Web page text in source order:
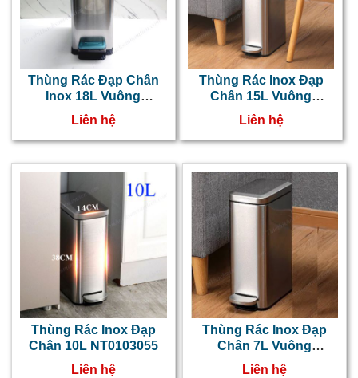
Thùng Rác Đạp Chân
Inox 18L Vuông
NT0103057
Liên hệ
Thùng Rác Inox Đạp
Chân 15L Vuông
NT0103056
Liên hệ
Thùng Rác Inox Đạp
Chân 10L NT0103055
Liên hệ
Thùng Rác Inox Đạp
Chân 7L Vuông
NT0103054
Liên hệ